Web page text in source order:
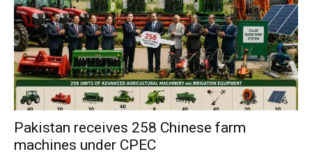
Pakistan receives 258 Chinese farm
machines under CPEC